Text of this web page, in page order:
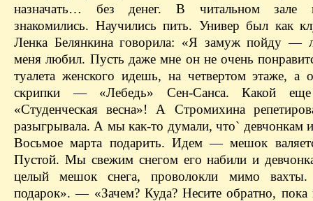
назначать… без денег. В читальном зале
знакомились. Научились пить. Универ был как
Ленка Белянкина говорила: «Я замуж пойду
меня любил. Пусть даже мне он не очень
туалета женского идешь, на четвертом этаже, а
скрипки — «Лебедь» Сен-Санса. Какой еще
«Студенческая весна»! А Стромихина
разыгрывала. А мы как-то думали, что` девчонкам
Восьмое марта подарить. Идем — мешок
Пустой. Мы свежим снегом его набили и
целый мешок снега, проволокли мимо
подарок». — «Зачем? Куда? Несите обратно, пока